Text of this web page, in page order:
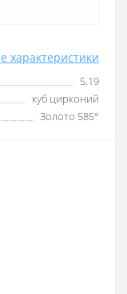
характеристики
5.19
куб цирконий
Золото 585°